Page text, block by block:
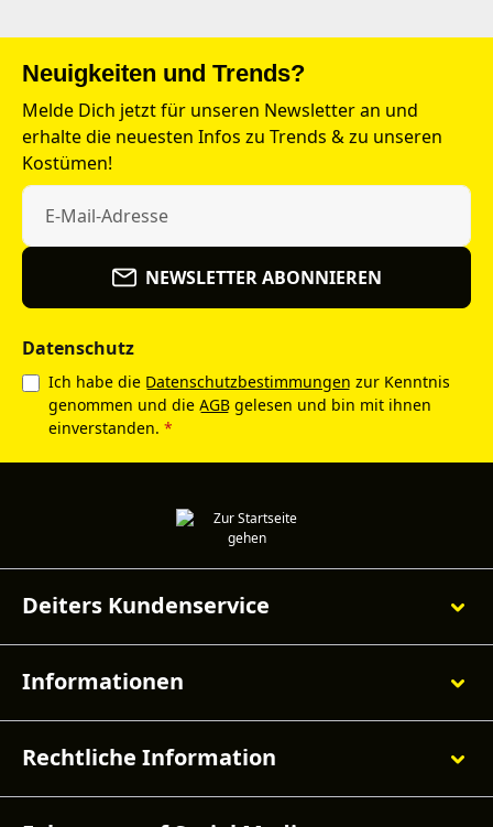
Neuigkeiten und Trends?
Melde Dich jetzt für unseren Newsletter an und
erhalte die neuesten Infos zu Trends & zu unseren
Kostümen!
NEWSLETTER ABONNIEREN
Datenschutz
Ich habe die Datenschutzbestimmungen zur Kenntnis
genommen und die AGB gelesen und bin mit ihnen
einverstanden. *
Deiters Kundenservice
Informationen
Rechtliche Information